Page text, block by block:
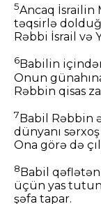
5Ancaq İsrailin
təqsirlə
Rəbbi İsrail və
6Babilin
Onun
Rəbbin qisas
7Babil Rəbbin
dünyanı
Ona görə də
8 Babil
üçün yas
şəfa tapar.